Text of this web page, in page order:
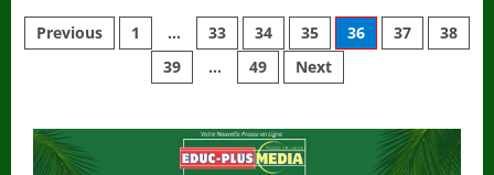
locales
/
Attestation
résidence
Colonel
Awaté
recadre
Pagination
publications
Previous 1 … 33 34 35 36 37
38
39
… 49 Next